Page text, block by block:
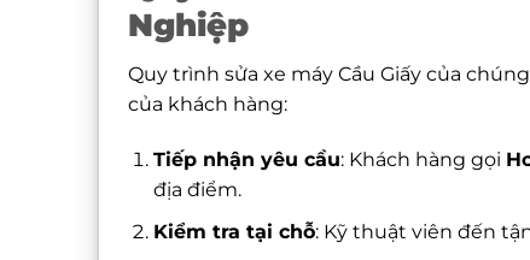
Nghiệp
Quy trình sửa xe máy Cầu Giấy của
của khách hàng:
Tiếp nhận yêu cầu: Khách hàng gọi
địa điểm.
Kiểm tra tại chỗ: Kỹ thuật viên đến